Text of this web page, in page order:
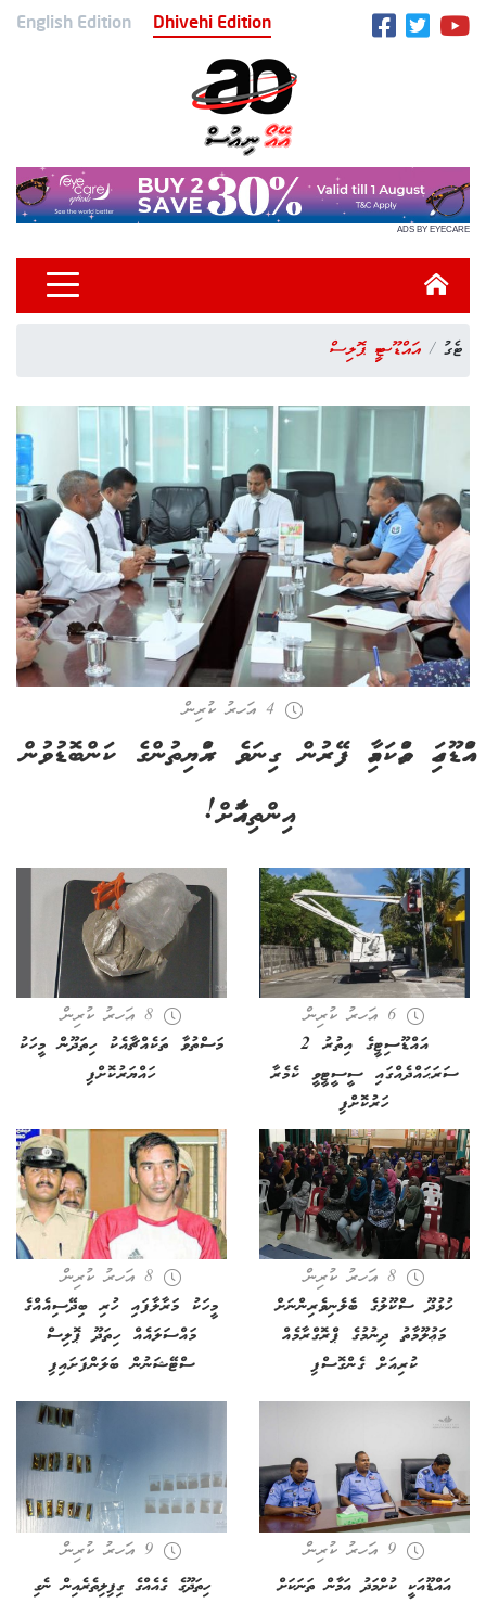
English Edition Dhivehi Edition
ADS BY EYECARE
ޓެގު އައްޑޫސިޓީ ޕޮލިސް
4 އަހރު ކުރިން
އައްޑޫގައި ވައްކަމާއި ފޭރުން ގިނަވެ ރައްޔިތުންގެ ކަންބޮޑުވުން
އިންތިހާއަށް!
6 އަހރު ކުރިން
އައްޑޫސިޓީގެ އިތުރު 2
ސަރަޙައްދެއްގައި ސީސީޓީވީ ކެމެރާ
ހަރުކޮށްފި
8 އަހރު ކުރިން
މަސްތުވާ ތަކެއްޗާއެކު ހިތަދޫން މީހަކު
ހައްޔަރުކޮށްފި
8 އަހރު ކުރިން
ހުޅުދޫ ސްކޫލުގެ ބެލެނިވެރިންނަށް
މަޢުލޫމާތު ދިނުމުގެ ޕްރޮގްރާމެއް
ކުރިއަށް ގެންގޮސްފި
8 އަހރު ކުރިން
މީހަކު މަރާލާފައި ހުރި ބިދޭސިއެއްގެ
މައްސަލައެއް ހިތަދޫ ޕޮލިސް
ސްޓޭޝަނުން ބަލަންފަށައިފި
9 އަހރު ކުރިން
އައްޑޫއަކީ ކުށްމަދު އަމާން ތަނަކަށް
9 އަހރު ކުރިން
ހިތަދޫގެ ގެއެއްގެ ގިފިލިތެރެއިން ނެގި